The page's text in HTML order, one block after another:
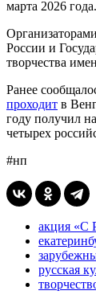
марта 2026 года.
России и
творчества
Ранее
проходит в
году получил
четырех
#нп
акция «С
русская